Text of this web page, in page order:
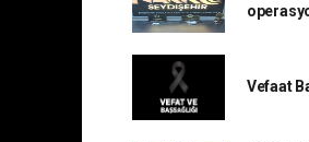
Vefaat